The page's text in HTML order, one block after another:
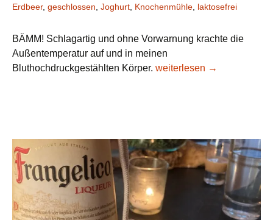
Erdbeer, geschlossen Joghurt Knochenmühle laktosefrei
BÄMM! Schlagartig und ohne Vorwarnung krachte die
Außentemperatur auf und in meinen
Bluthochdruckgestählten Körper. Die Leiter blockiert den
weiterlesen →